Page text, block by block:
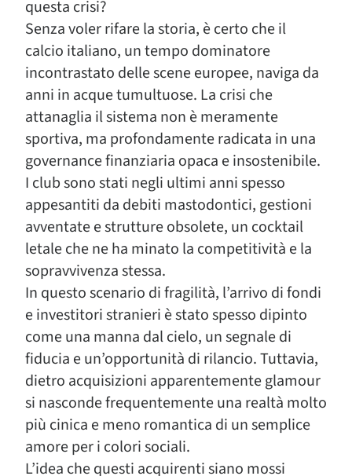
questa crisi?
Senza voler rifare la storia, è certo che il
calcio italiano, un tempo dominatore
incontrastato delle scene europee, naviga da
anni in acque tumultuose. La crisi che
attanaglia il sistema non è meramente
sportiva, ma profondamente radicata in una
governance finanziaria opaca e insostenibile.
I club sono stati negli ultimi anni spesso
appesantiti da debiti mastodontici, gestioni
avventate e strutture obsolete, un cocktail
letale che ne ha minato la competitività e la
sopravvivenza stessa.
In questo scenario di fragilità, l’arrivo di fondi
e investitori stranieri è stato spesso dipinto
come una manna dal cielo, un segnale di
fiducia e un’opportunità di rilancio. Tuttavia,
dietro acquisizioni apparentemente glamour
si nasconde frequentemente una realtà molto
più cinica e meno romantica di un semplice
amore per i colori sociali.
L’idea che questi acquirenti siano mossi